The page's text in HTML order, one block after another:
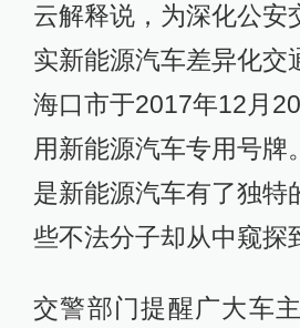
云解释说，为深化公安
实新能源汽车差异化交
海口市于2017年12月
用新能源汽车专用号牌
是新能源汽车有了独特
些不法分子却从中窥探
交警部门提醒广大车